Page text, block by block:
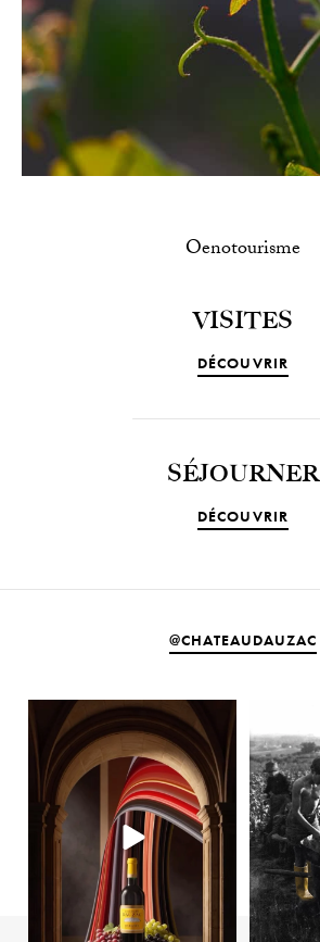
Oenotourisme
VISITES
DÉCOUVRIR
SÉJOURNER
DÉCOUVRIR
@CHATEAUDAUZAC